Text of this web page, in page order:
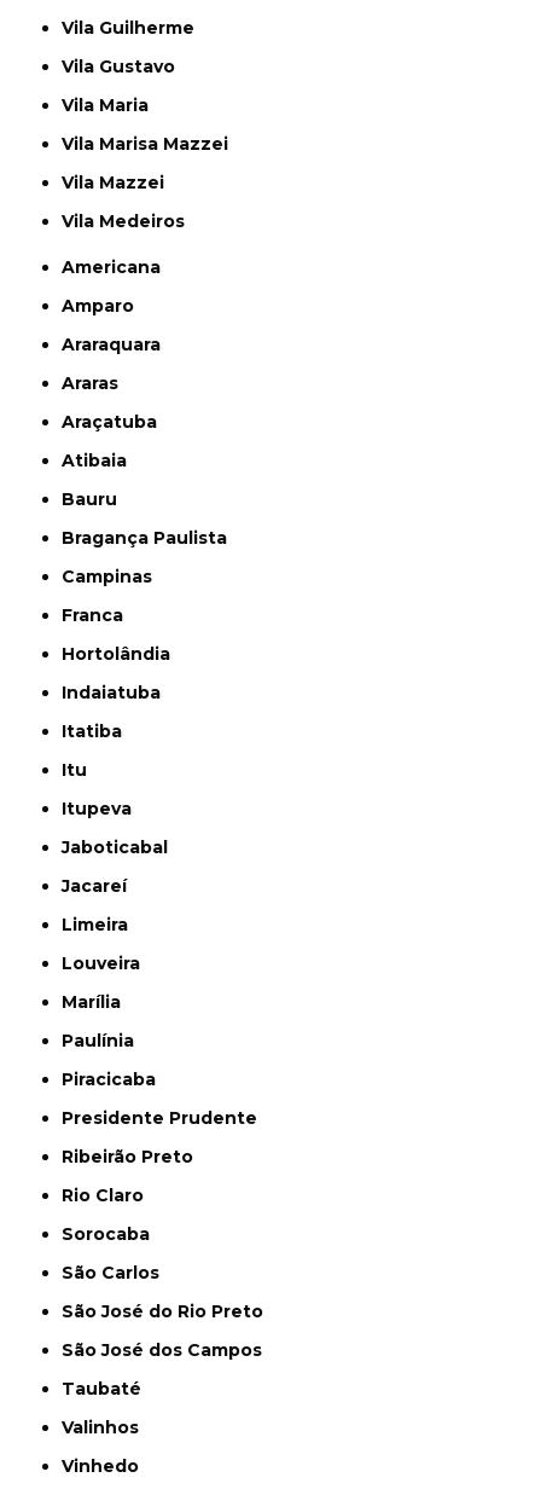
Vila Guilherme
Vila Gustavo
Vila Maria
Vila Marisa Mazzei
Vila Mazzei
Vila Medeiros
Americana
Amparo
Araraquara
Araras
Araçatuba
Atibaia
Bauru
Bragança Paulista
Campinas
Franca
Hortolândia
Indaiatuba
Itatiba
Itu
Itupeva
Jaboticabal
Jacareí
Limeira
Louveira
Marília
Paulínia
Piracicaba
Presidente Prudente
Ribeirão Preto
Rio Claro
Sorocaba
São Carlos
São José do Rio Preto
São José dos Campos
Taubaté
Valinhos
Vinhedo